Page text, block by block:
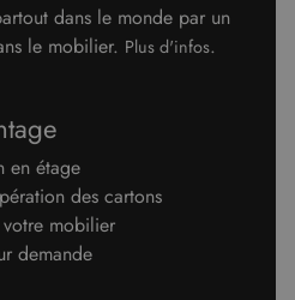
dans le monde par un
le mobilier. Plus d'infos.
en étage
des cartons
mobilier
demande